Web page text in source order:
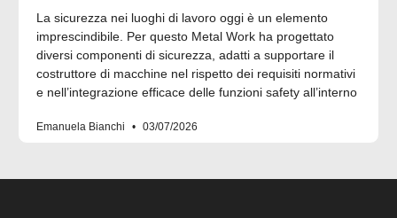
La sicurezza nei luoghi di lavoro oggi è un elemento
imprescindibile. Per questo Metal Work ha progettato
diversi componenti di sicurezza, adatti a supportare il
costruttore di macchine nel rispetto dei requisiti normativi
e nell’integrazione efficace delle funzioni safety all’interno
Emanuela Bianchi 03/07/2026